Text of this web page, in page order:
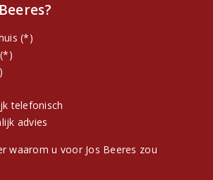
(*)
telefonisch
advies
waarom u voor Jos Beeres zou